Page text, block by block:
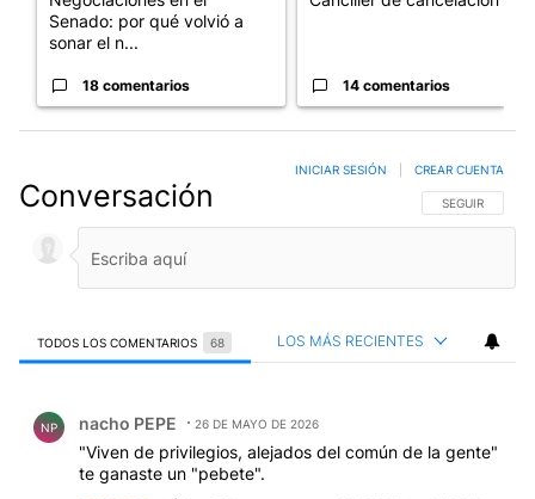
Senado: por qué volvió a
sonar el n...
18 comentarios 14 comentarios
Conversación SIGA ESTA
SEGUIR
INICIAR SESIÓN CREAR CUENTA
TODOS LOS COMENTARIOS 68 LOS MÁS RECIENTES
NP nacho PEPE 26 DE MAYO DE 2026
"Viven de privilegios, alejados del común de la gente"
te ganaste un "pebete".